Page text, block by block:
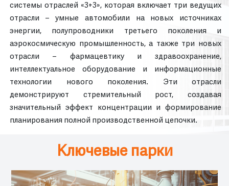
системы отраслей «3+3», которая включает три ведущих
отрасли – умные автомобили на новых источниках
энергии, полупроводники третьего поколения и
аэрокосмическую промышленность, а также три новых
отрасли – фармацевтику и здравоохранение,
интеллектуальное оборудование и информационные
технологии нового поколения. Эти отрасли
демонстрируют стремительный рост, создавая
значительный эффект концентрации и формирование
планирования полной производственной цепочки.
Ключевые парки